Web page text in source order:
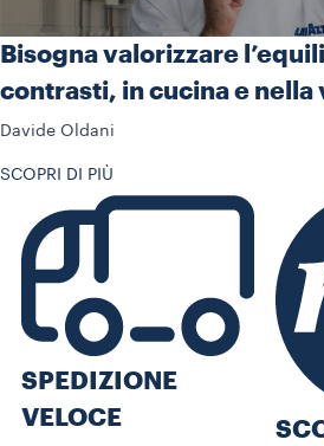
Bisogna valorizzare
contrasti, in cucina e nella
Davide Oldani
SCOPRI DI PIÙ
SPEDIZIONE
VELOCE